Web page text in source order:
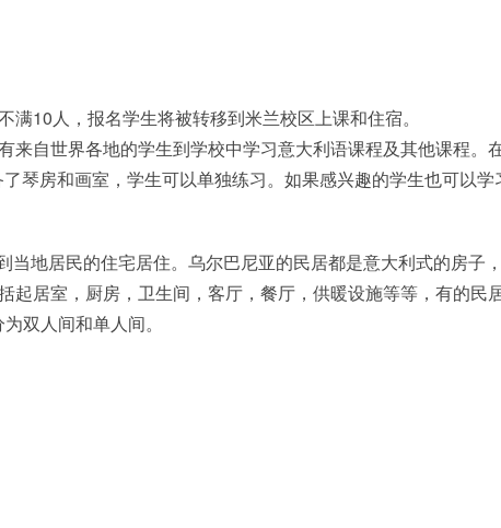
10人，报名学生将被转移到米兰校区上课和住宿。
来自世界各地的学生到学校中学习意大利语课程及其他课程。
琴房和画室，学生可以单独练习。如果感兴趣的学生也可以学
地居民的住宅居住。乌尔巴尼亚的民居都是意大利式的房子
起居室，厨房，卫生间，客厅，餐厅，供暖设施等等，有的民
双人间和单人间。